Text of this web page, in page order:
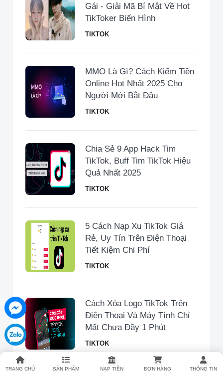
TRANG CHỦ SẢN PHẨM NẠP TIỀN ĐƠN HÀNG THÔNG TIN
Gái - Giải Mã Bí Mật Về Hot
TikToker Biến Hình
TIKTOK
MMO Là Gì? Cách Kiếm Tiền
Online Hot Nhất 2025 Cho
Người Mới Bắt Đầu
TIKTOK
Chia Sẻ 9 App Hack Tim
TikTok, Buff Tim TikTok Hiệu
Quả Nhất 2025
TIKTOK
5 Cách Nạp Xu TikTok Giá
Rẻ, Uy Tín Trên Điện Thoại
Tiết Kiệm Chi Phí
TIKTOK
Cách Xóa Logo TikTok Trên
Điện Thoại Và Máy Tính Chỉ
Mất Chưa Đầy 1 Phút
TIKTOK